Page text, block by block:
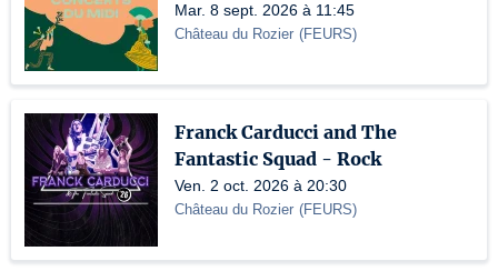
Mar. 8 sept. 2026 à 11:45
Château du Rozier (FEURS)
Franck Carducci and The
Fantastic Squad - Rock
Ven. 2 oct. 2026 à 20:30
Château du Rozier (FEURS)